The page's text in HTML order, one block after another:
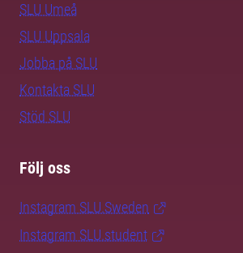
SLU Umeå
SLU Uppsala
Jobba på SLU
Kontakta SLU
Stöd SLU
Följ oss
Instagram SLU.Sweden
Instagram SLU.student